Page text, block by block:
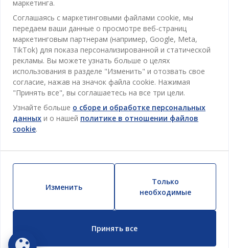
Кабинет
Гостиная
Столовая
Хранение
Шторы
Товары для дома
Контакты службы поддержки клиентов
Магазины и часы работы
Акции
Пользовательское соглашение
Гарантия на продукт
Политика конфиденциальности
Скидочная карта
Преимущества для клиентов
Жалобы
JYSK
Про JYSK
JYSK.com
Пресса
Вакансии
Новостная рассылка
Вдохновение
JYSK BUSINESS TO BUSINESS
Полезные ссылки
Устойчивое развитие
ОФИС
TAROL-DD S.R.L. ул.Юбилейная, 41A мун. Кишинёв,
Республика Молдова
JYSK BUSINESS TO BUSINESS (B2B)
Продажи и работа с юридическими лицами
Телефон: 060 531 531
E-mail: jysk@jysk.md
JYSK ОБСЛУЖИВАНИЕ КЛИЕНТОВ
Контактный центр для клиентов
Телефон: 022 022 030
E-mail: support@jysk.md
Следите за Jysk
маркетинга.
Соглашаясь с маркетинговыми файлами cookie, мы
передаем ваши данные о просмотре веб-страниц
маркетинговым партнерам (например, Google, Meta,
TikTok) для показа персонализированной и статической
рекламы. Вы можете узнать больше о целях
использования в разделе "Изменить" и отозвать свое
согласие, нажав на значок файла cookie. Нажимая
"Принять все", вы соглашаетесь на все три цели.
Узнайте больше о сборе и обработке персональных
данных и о нашей политике в отношении файлов
cookie.
Изменить
Только
необходимые
Принять все